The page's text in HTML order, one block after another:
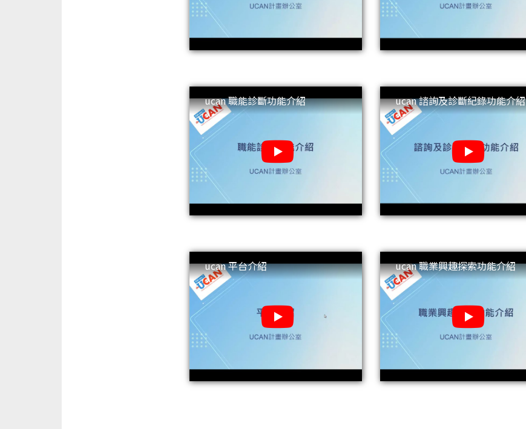
ucan 職能診斷功能介紹 ucan 諮詢及診斷紀錄功能介紹
ucan 平台介紹 ucan 職業興趣探索功能介紹